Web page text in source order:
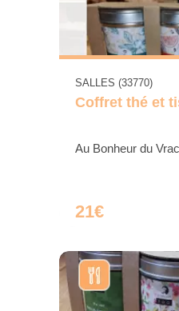
SALLES (33770)
Coffret thé et
Au Bonheur du Vrac
21€